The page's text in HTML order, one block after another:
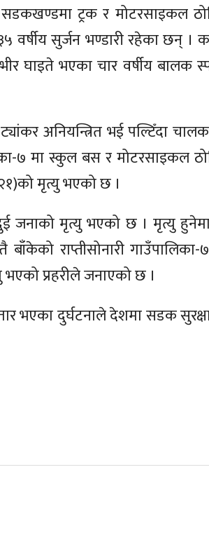
सडकखण्डमा ट्रक र मोटरसाइकल
वर्षीय सुर्जन भण्डारी रहेका छन् ।
घाइते भएका चार वर्षीय बालक
अनियन्त्रित भई पल्टिँदा
७ मा स्कुल बस र मोटरसाइकल
मृत्यु भएको छ ।
जनाको मृत्यु भएको छ । मृत्यु
राप्तीसोनारी
भएको प्रहरीले जनाएको छ ।
भएका दुर्घटनाले देशमा सडक